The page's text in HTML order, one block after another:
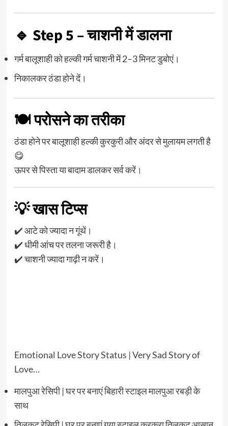
🔹 Step 5 – चाशनी में डालना
गर्म बालूशाही को हल्की गर्म चाशनी में 2–3 मिनट डुबोएं।
निकालकर ठंडा होने दें।
🍽️ परोसने का तरीका
ठंडा होने पर बालूशाही हल्की कुरकुरी और अंदर से मुलायम लगती है
😋
ऊपर से पिस्ता या बादाम डालकर सर्व करें।
💡 खास टिप्स
✔️ आटे को ज्यादा न गूंथें।
✔️ धीमी आंच पर तलना जरूरी है।
✔️ चाशनी ज्यादा गाढ़ी न करें।
Emotional Love Story Status | Very Sad Story of
Love…
मालपुआ रेसिपी | घर पर बनाएं बिहारी स्टाइल मालपुआ रबड़ी के
साथ